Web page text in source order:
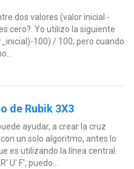
dos valores (valor inicial -
cero?. Yo utilizo la siguiente
100) / 100; pero cuando
de Rubik 3X3
ayudar, a crear la cruz
un solo algoritmo, antes lo
es utilizando la línea central.
U' F', puedo...